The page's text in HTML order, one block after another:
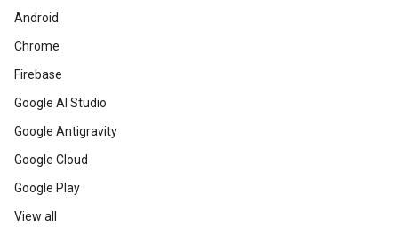
Android
Chrome
Firebase
Google AI Studio
Google Antigravity
Google Cloud
Google Play
View all